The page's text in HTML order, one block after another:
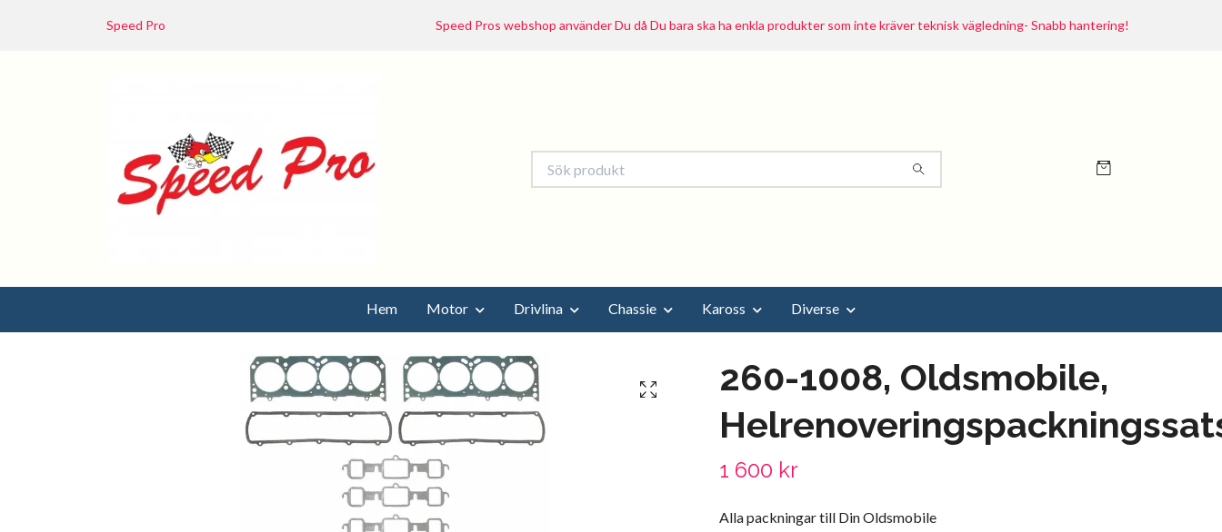
Speed Pro Speed Pros webshop använder Du då Du bara ska ha enkla produkter som inte kräver teknisk vägledning- Snabb hantering!
Hem Motor Drivlina Chassie Kaross Diverse
260-1008, Oldsmobile,
1 600 kr
Alla packningar till Din Oldsmobile